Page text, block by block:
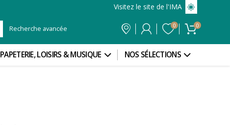
Visitez le site de l'IMA
Recherche avancée 0 0
PAPETERIE, LOISIRS & MUSIQUE NOS SÉLECTIONS